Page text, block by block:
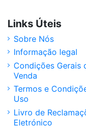
Links Úteis
Sobre Nós
Informação legal
Condições Gerais
Venda
Termos e
Uso
Livro de
Eletrónico